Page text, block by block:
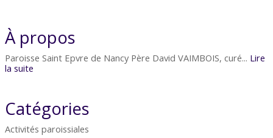
À propos
Paroisse Saint Epvre de Nancy Père David VAIMBOIS, curé... Lire
la suite
Catégories
Activités paroissiales